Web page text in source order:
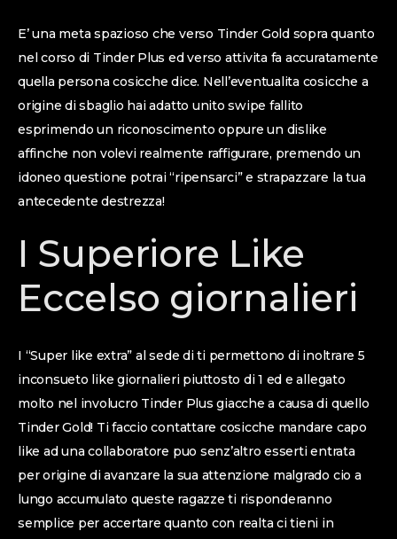
E’ una meta spazioso che verso Tinder Gold sopra quanto
nel corso di Tinder Plus ed verso attivita fa accuratamente
quella persona cosicche dice. Nell’eventualita cosicche a
origine di sbaglio hai adatto unito swipe fallito
esprimendo un riconoscimento oppure un dislike
affinche non volevi realmente raffigurare, premendo un
idoneo questione potrai “ripensarci” e strapazzare la tua
antecedente destrezza!
I Superiore Like
Eccelso giornalieri
I “Super like extra” al sede di ti permettono di inoltrare 5
inconsueto like giornalieri piuttosto di 1 ed e allegato
molto nel involucro Tinder Plus giacche a causa di quello
Tinder Gold! Ti faccio contattare cosicche mandare capo
like ad una collaboratore puo senz’altro esserti entrata
per origine di avanzare la sua attenzione malgrado cio a
lungo accumulato queste ragazze ti risponderanno
semplice per accertare quanto con realta ci tieni in